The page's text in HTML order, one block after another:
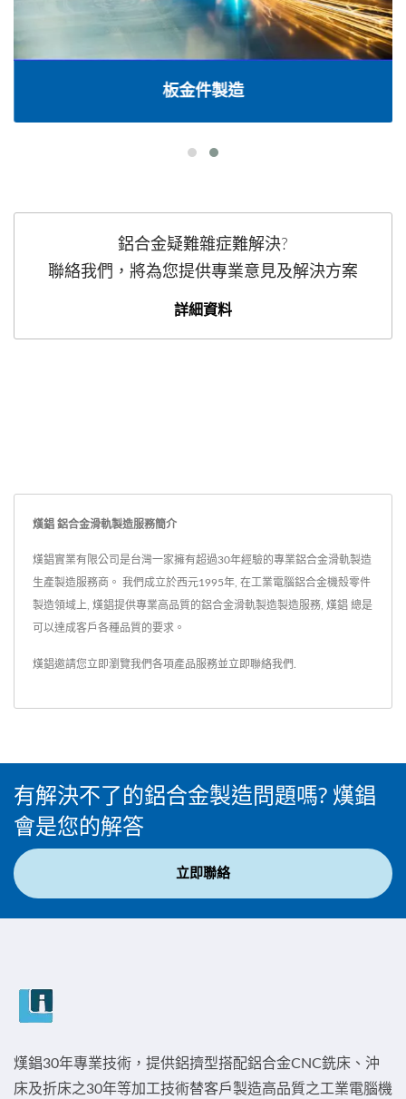
板金件製造
鋁合金疑難雜症難解決?
聯絡我們，將為您提供專業意見及解決方案
詳細資料
熯錩 鋁合金滑軌製造服務簡介
熯錩實業有限公司是台灣一家擁有超過30年經驗的專業鋁合金滑軌製造
生產製造服務商。 我們成立於西元1995年, 在工業電腦鋁合金機殼零件
製造領域上, 熯錩提供專業高品質的鋁合金滑軌製造製造服務, 熯錩 總是
可以達成客戶各種品質的要求。
熯錩邀請您立即瀏覽我們各項產品服務並立即聯絡我們
有解決不了的鋁合金製造問題嗎? 熯錩
會是您的解答
立即聯絡
熯錩30年專業技術，提供鋁擠型搭配鋁合金CNC銑床、沖
床及折床之30年等加工技術替客戶製造高品質之工業電腦機